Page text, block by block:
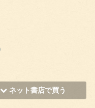
ネット書店で買う